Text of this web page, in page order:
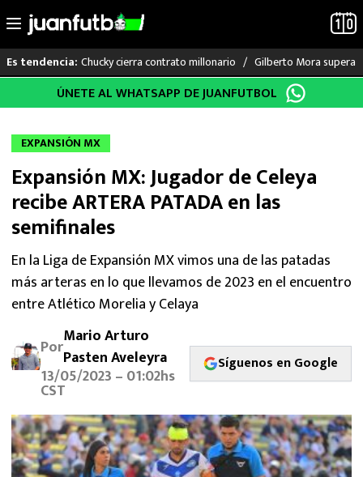
al
Es tendencia: Chucky cierra contrato millonario Gilberto Mora supera
LO ÚLTIMO
LIGA MX
RAYADOS
PUMAS
ATLANTE
SELECCIÓN MEXICANA
FUTBOL INTERNACIONAL
MEXICANOS EN EL EXTRANJERO
FUTBOL ESTUFA
FÓRMULA 1
ÚNETE AL WHATSAPP DE JUANFUTBOL
EXPANSIÓN MX
Expansión MX: Jugador de Celeya
recibe ARTERA PATADA en las
semifinales
En la Liga de Expansión MX vimos una de las patadas
más arteras en lo que llevamos de 2023 en el encuentro
entre Atlético Morelia y Celaya
PorMario Arturo
Pasten Aveleyra
13/05/2023 – 01:02hs
CST
Síguenos en Google